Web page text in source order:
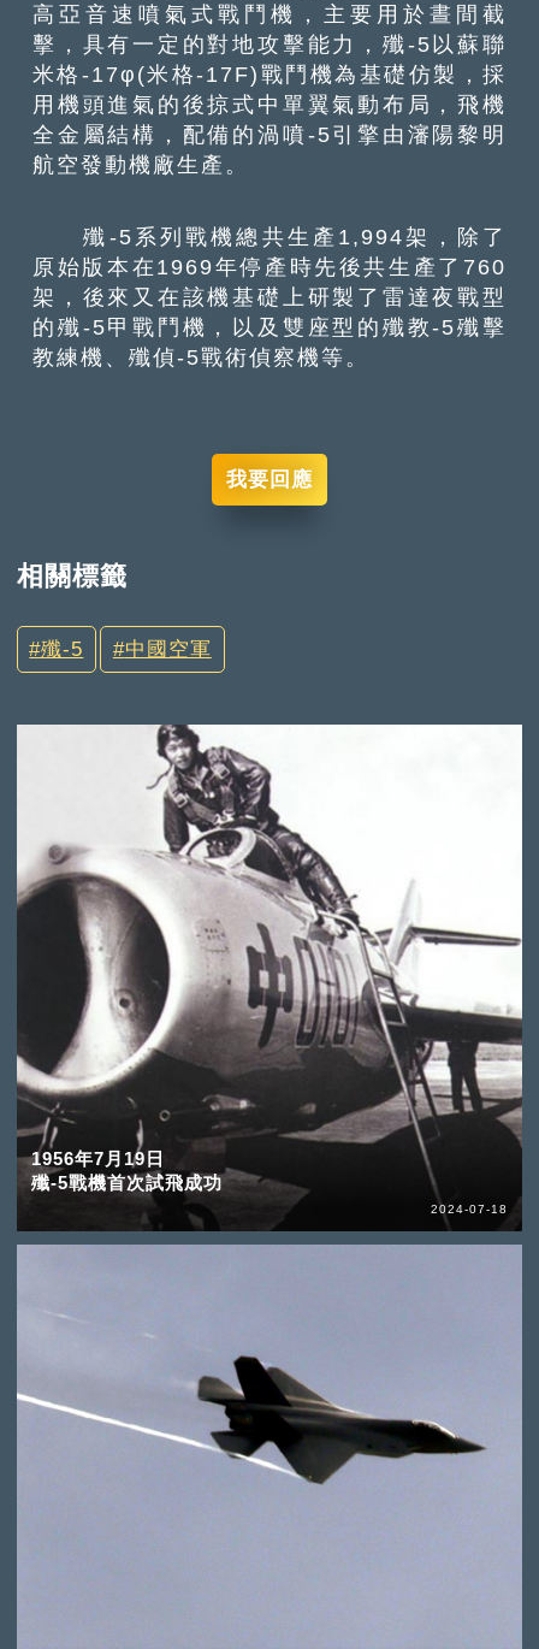
高亞音速噴氣式戰鬥機，主要用於晝間截
擊，具有一定的對地攻擊能力，殲-5以蘇聯
米格-17φ(米格-17F)戰鬥機為基礎仿製，採
用機頭進氣的後掠式中單翼氣動布局，飛機
全金屬結構，配備的渦噴-5引擎由瀋陽黎明
航空發動機廠生產。
殲-5系列戰機總共生產1,994架，除了
原始版本在1969年停產時先後共生產了760
架，後來又在該機基礎上研製了雷達夜戰型
的殲-5甲戰鬥機，以及雙座型的殲教-5殲擊
教練機、殲偵-5戰術偵察機等。
我要回應
相關標籤
殲-5 中國空軍
1956年7月19日
殲-5戰機首次試飛成功
2024-07-18